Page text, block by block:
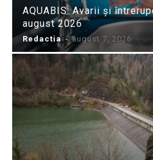
AQUABIS: Avarii și
august 2026
Redactia - august 7, 2026